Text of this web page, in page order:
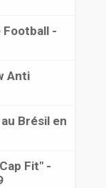
Football -
Anti
Brésil en
Fit" -